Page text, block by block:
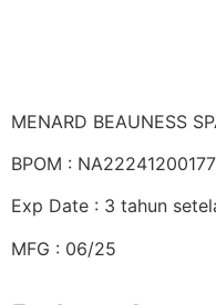
MENARD BEAUNESS
BPOM : NA22241200177
Exp Date : 3 tahun
MFG : 06/25